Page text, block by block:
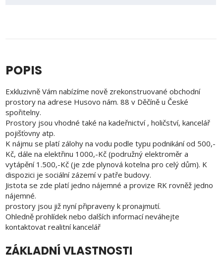
POPIS
Exkluzivně Vám nabízíme nově zrekonstruované obchodní
prostory na adrese Husovo nám. 88 v Děčíně u České
spořitelny.
Prostory jsou vhodné také na kadeřnictví , holičství, kancelář
pojišťovny atp.
K nájmu se platí zálohy na vodu podle typu podnikání od 500,-
Kč, dále na elektřinu 1000,-Kč (podružný elektroměr a
vytápění 1.500,-Kč (je zde plynová kotelna pro celý dům). K
dispozici je sociální zázemí v patře budovy.
Jistota se zde platí jedno nájemné a provize RK rovněž jedno
nájemné.
prostory jsou již nyní připraveny k pronajmutí.
Ohledně prohlídek nebo dalších informací neváhejte
kontaktovat realitní kancelář
ZÁKLADNÍ VLASTNOSTI